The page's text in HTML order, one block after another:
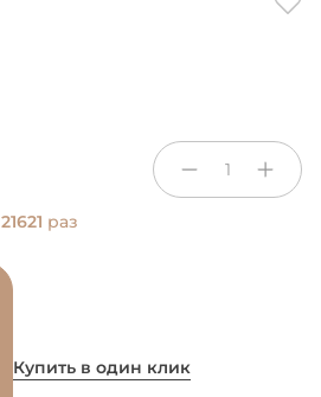
1
21621 раз
Купить в один клик